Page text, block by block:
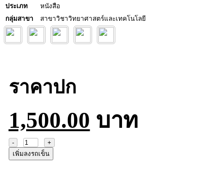
ประเภท
หนังสือ
กลุ่มสาขา
สาขาวิชาวิทยาศาสตร์และเทคโนโลยี
ราคาปก
1,500.00 บาท
เพิ่มลงรถเข็น